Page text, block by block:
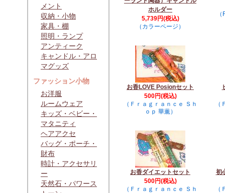
メント
収納・小物
家具・棚
照明・ランプ
アンティーク
キャンドル・アロ
マグッズ
ファッション小物
お洋服
ルームウェア
キッズ・ベビー・
マタニティ
ヘアアクセ
バッグ・ポーチ・
財布
時計・アクセサリ
ー
天然石・パワース
ホルダー
5,739円(税込)
（カラーページ）
お香LOVE Posionセット
500円(税込)
（Ｆｒａｇｒａｎｃｅ Ｓｈ
ｏｐ 華薫）
お香ダイエットセット
500円(税込)
（Ｆｒａｇｒａｎｃｅ Ｓｈ
初